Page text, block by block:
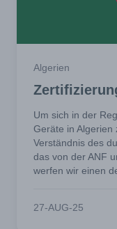
Algerien
Um sich in der
Geräte in Algerien
Verständnis des
das von der ANF
werfen wir einen
27-AUG-25